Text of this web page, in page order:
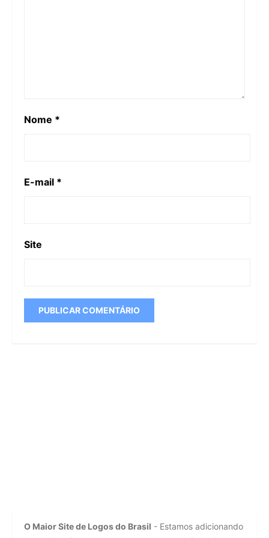
Nome *
E-mail *
Site
O Maior Site de Logos do Brasil - Estamos adicionando